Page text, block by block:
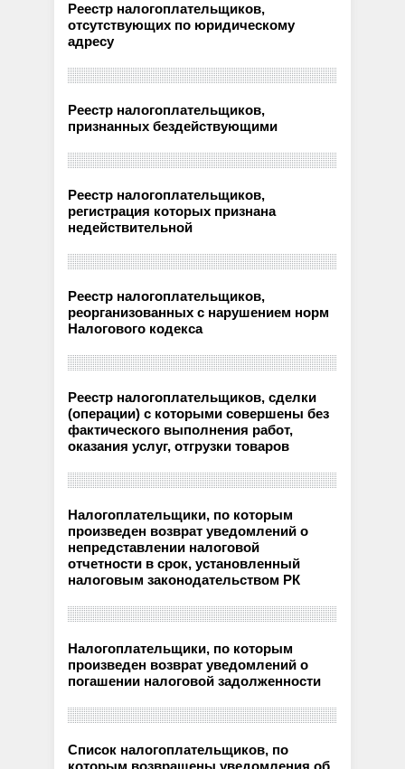
Реестр налогоплательщиков,
отсутствующих по юридическому
адресу
Реестр налогоплательщиков,
признанных бездействующими
Реестр налогоплательщиков,
регистрация которых признана
недействительной
Реестр налогоплательщиков,
реорганизованных с нарушением норм
Налогового кодекса
Реестр налогоплательщиков, сделки
(операции) с которыми совершены без
фактического выполнения работ,
оказания услуг, отгрузки товаров
Налогоплательщики, по которым
произведен возврат уведомлений о
непредставлении налоговой
отчетности в срок, установленный
налоговым законодательством РК
Налогоплательщики, по которым
произведен возврат уведомлений о
погашении налоговой задолженности
Список налогоплательщиков, по
которым возвращены уведомления об